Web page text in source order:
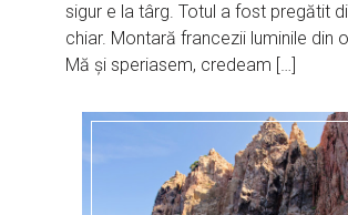
sigur e la târg. Totul a fost pregătit
chiar. Montară francezii luminile din
Mă și speriasem, credeam […]